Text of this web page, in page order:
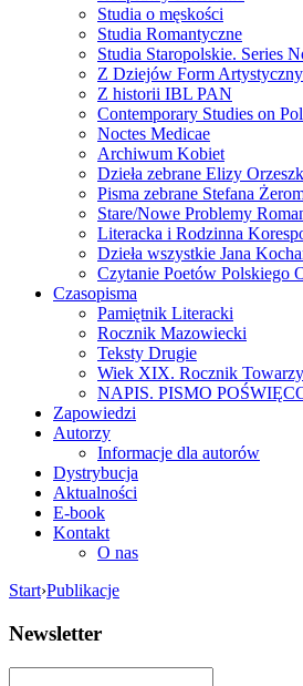
Studia o męskości
Studia Romantyczne
Studia Staropolskie. Series
Z Dziejów Form
Z historii IBL PAN
Contemporary Studies on
Noctes Medicae
Archiwum Kobiet
Dzieła zebrane Elizy
Pisma zebrane Stefana
Stare/Nowe Problemy
Literacka i Rodzinna
Dzieła wszystkie Jana
Czytanie Poetów Polskiego
Czasopisma
Pamiętnik Literacki
Rocznik Mazowiecki
Teksty Drugie
Wiek XIX. Rocznik
NAPIS. PISMO
Zapowiedzi
Autorzy
Informacje dla autorów
Dystrybucja
Aktualności
E-book
Kontakt
O nas
Start›Publikacje
Newsletter